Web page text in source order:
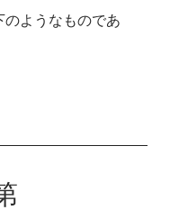
のようなものであ